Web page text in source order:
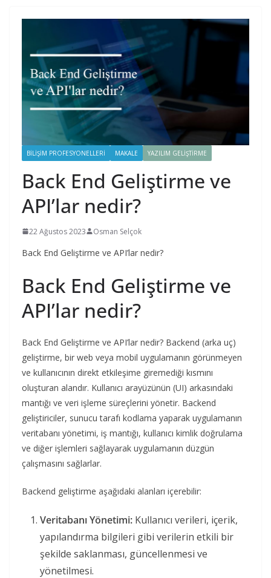
BILIŞIM PROFESYONELLERI MAKALE YAZILIM GELIŞTIRME
Back End Geliştirme ve
API’lar nedir?
22 Ağustos 2023 Osman Selçok
Back End Geliştirme ve API’lar nedir?
Back End Geliştirme ve
API’lar nedir?
Back End Geliştirme ve API’lar nedir? Backend (arka uç)
geliştirme, bir web veya mobil uygulamanın görünmeyen
ve kullanıcının direkt etkileşime giremediği kısmını
oluşturan alandır. Kullanıcı arayüzünün (UI) arkasındaki
mantığı ve veri işleme süreçlerini yönetir. Backend
geliştiriciler, sunucu tarafı kodlama yaparak uygulamanın
veritabanı yönetimi, iş mantığı, kullanıcı kimlik doğrulama
ve diğer işlemleri sağlayarak uygulamanın düzgün
çalışmasını sağlarlar.
Backend geliştirme aşağıdaki alanları içerebilir:
Veritabanı Yönetimi: Kullanıcı verileri, içerik,
yapılandırma bilgileri gibi verilerin etkili bir
şekilde saklanması, güncellenmesi ve
yönetilmesi.